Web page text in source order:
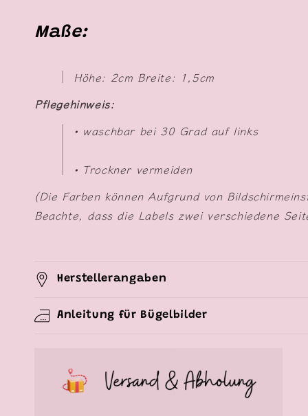
Maße:
Höhe: 2cm Breite: 1,5cm
Pflegehinweis:
• waschbar bei 30 Grad auf links
• Trockner vermeiden
(Die Farben können Aufgrund von
Beachte, dass die Labels zwei verschiedene
Herstellerangaben
Anleitung für Bügelbilder